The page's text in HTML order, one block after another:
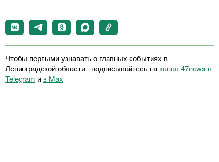
Чтобы первыми узнавать о главных событиях в
Ленинградской области - подписывайтесь на канал 47news в
Telegram и в Maх